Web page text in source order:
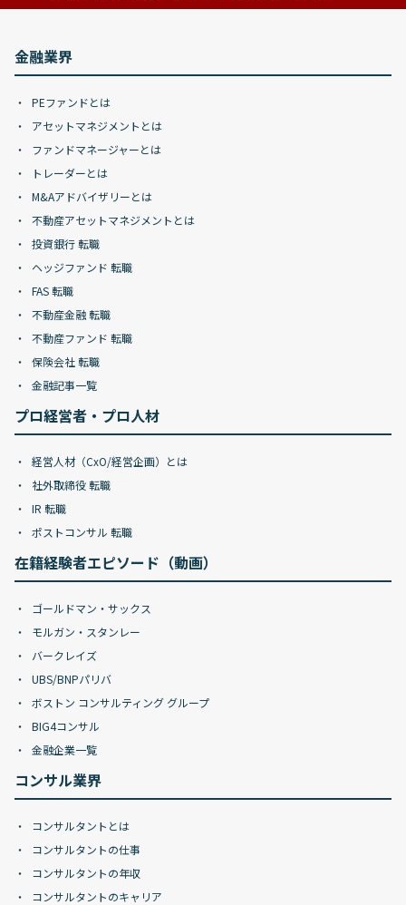
金融業界
PEファンドとは
アセットマネジメントとは
ファンドマネージャーとは
トレーダーとは
M&Aアドバイザリーとは
不動産アセットマネジメントとは
投資銀行 転職
ヘッジファンド 転職
FAS 転職
不動産金融 転職
不動産ファンド 転職
保険会社 転職
金融記事一覧
プロ経営者・プロ人材
経営人材（CxO/経営企画）とは
社外取締役 転職
IR 転職
ポストコンサル 転職
在籍経験者エピソード（動画）
ゴールドマン・サックス
モルガン・スタンレー
バークレイズ
UBS/BNPパリバ
ボストン コンサルティング グループ
BIG4コンサル
金融企業一覧
コンサル業界
コンサルタントとは
コンサルタントの仕事
コンサルタントの年収
コンサルタントのキャリア